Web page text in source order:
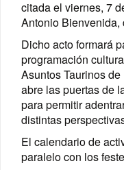
citada el viernes, 7
Antonio Bienvenida,
Dicho acto formará
programación
Asuntos Taurinos
abre las puertas de
para permitir
distintas
El calendario de
paralelo con los